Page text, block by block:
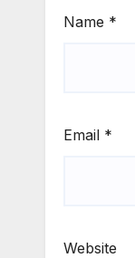
Name *
Email *
Website